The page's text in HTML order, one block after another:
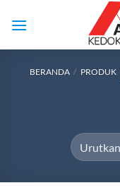
BERANDA / PRODUK